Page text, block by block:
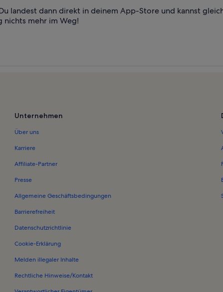
landest dann direkt in deinem App-Store und kannst
nichts mehr im Weg!
Unternehmen
Über uns
Karriere
Affiliate-Partner
Presse
Allgemeine Geschäftsbedingungen
Barrierefreiheit
Datenschutzrichtlinie
Cookie-Erklärung
Melden illegaler Inhalte
Rechtliche Hinweise/Kontakt